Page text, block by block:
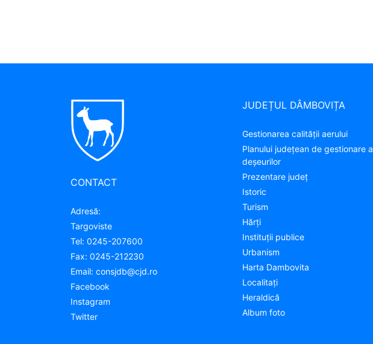
CONTACT
Adresă:
Targoviste
Tel: 0245-207600
Fax: 0245-212230
Email: consjdb@cjd.ro
Facebook
Instagram
Twitter
JUDEȚUL DÂMBOVIȚA
Gestionarea calității aerului
Planului județean de gestionare a
deșeurilor
Prezentare judeţ
Istoric
Turism
Hărţi
Instituţii publice
Urbanism
Harta Dambovita
Localitaţi
Heraldică
Album foto